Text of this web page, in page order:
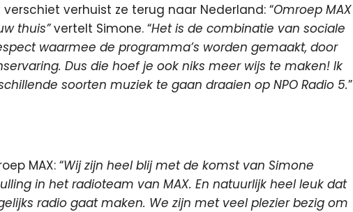
verhuist ze terug naar Nederland: “Omroep MAX
thuis”vertelt Simone. “Het is de combinatie van sociale
waarmee de programma’s worden gemaakt, door
Dus die hoef je ook niks meer wijs te maken! Ik
soorten muziek te gaan draaien op NPO Radio 5.”
MAX: “Wij zijn heel blij met de komst van Simone
in het radioteam van MAX. En natuurlijk heel leuk dat
radio gaat maken. We zijn met veel plezier bezig om